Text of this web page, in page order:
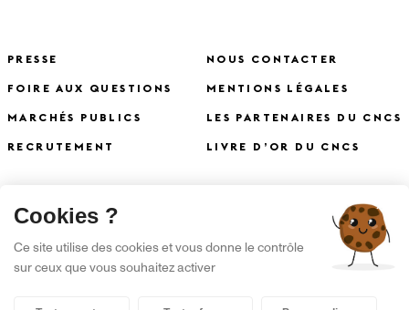
PRESSE
FOIRE AUX QUESTIONS
MARCHÉS PUBLICS
RECRUTEMENT
NOUS CONTACTER
MENTIONS LÉGALES
LES PARTENAIRES DU CNCS
LIVRE D’OR DU CNCS
S'INSCRIRE À LA NEWSLETTER X
Cookies ?
Ce site utilise des cookies et vous donne le contrôle
sur ceux que vous souhaitez activer